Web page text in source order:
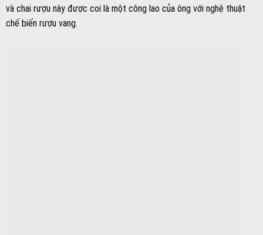
và chai rượu này được coi là một công lao của ông với nghệ thuật
chế biến rượu vang.